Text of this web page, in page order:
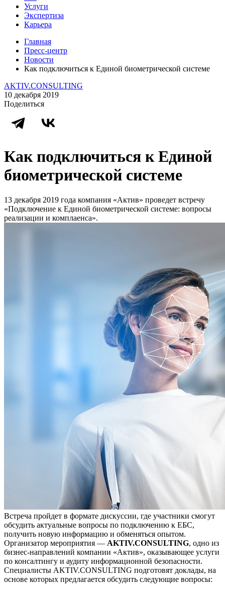
Услуги
Экспертиза
Карьера
Главная
Пресс-центр
Новости
Как подключиться к Единой биометрической системе
AKTIV.CONSULTING
10 декабря 2019
Поделиться
Как подключиться к Единой
биометрической системе
13 декабря 2019 года компания «Актив» проведет встречу
«Подключение к Единой биометрической системе: вопросы
реализации и комплаенса».
Встреча пройдет в формате дискуссии, где участники смогут
обсудить актуальные вопросы по подключению к ЕБС,
получить новую информацию и обменяться опытом.
Организатор мероприятия — AKTIV.CONSULTING, одно из
бизнес-направлений компании «Актив», оказывающее услуги
по консалтингу и аудиту информационной безопасности.
Специалисты AKTIV.CONSULTING подготовят доклады, на
основе которых предлагается обсудить следующие вопросы: